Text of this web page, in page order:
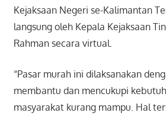
Kejaksaan Negeri se-Kalimantan
langsung oleh Kepala Kejaksaan
Rahman secara virtual.
“Pasar murah ini dilaksanakan
membantu dan mencukupi
masyarakat kurang mampu. Hal